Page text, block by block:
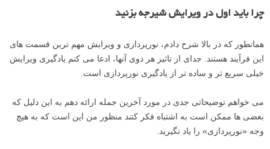
چرا باید اول در ویرایش شیرجه بزنید
همانطور که در بالا شرح دادم، نورپردازی و ویرایش مهم ترین قسمت های
این فرآیند هستند. جدای از تاثیر هر دوی آنها، ادعا می کنم یادگیری ویرایش
خیلی سریع تر و ساده تر از یادگیری نورپردازی است.
می خواهم توضیحاتی جدی در مورد آخرین جمله ارائه دهم به این دلیل که
بعضی ها ممکن است به اشتباه فکر کنند منظور من این است که به هیچ
وجه «نورپردازی» را یاد نگیرید.